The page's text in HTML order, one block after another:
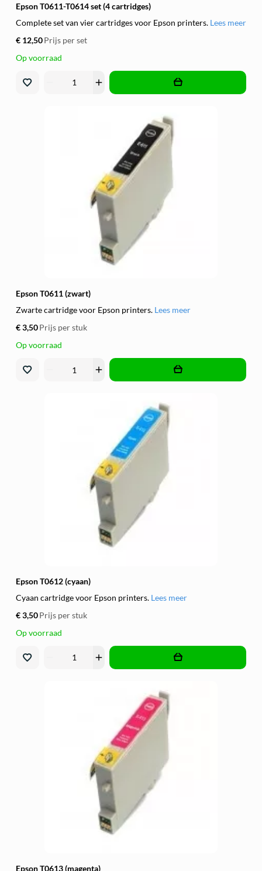
Epson T0611-T0614 set (4 cartridges)
Complete set van vier cartridges voor Epson printers. Lees meer
€ 12,50Prijs per set
Op voorraad
add
Epson T0611 (zwart)
Zwarte cartridge voor Epson printers. Lees meer
€ 3,50Prijs per stuk
Op voorraad
add
Epson T0612 (cyaan)
Cyaan cartridge voor Epson printers. Lees meer
€ 3,50Prijs per stuk
Op voorraad
add
Epson T0613 (magenta)